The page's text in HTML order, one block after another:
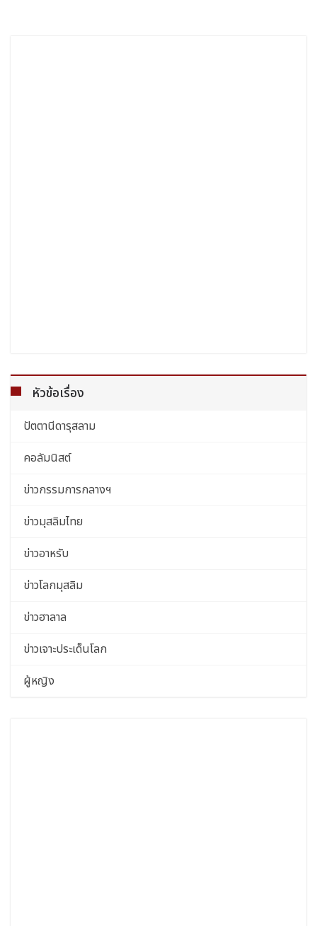
หัวข้อเรื่อง
ปัตตานีดารุสลาม
คอลัมนิสต์
ข่าวกรรมการกลางฯ
ข่าวมุสลิมไทย
ข่าวอาหรับ
ข่าวโลกมุสลิม
ข่าวฮาลาล
ข่าวเจาะประเด็นโลก
ผู้หญิง